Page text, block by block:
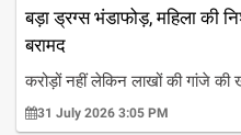
बड़ा ड्रग्स भंडाफोड़, महिला की
बरामद
करोड़ों नहीं लेकिन लाखों की गांजे की
31 July 2026 3:05 PM